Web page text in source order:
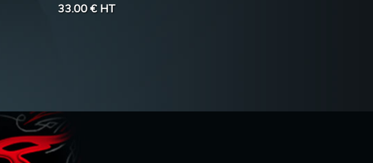
33.00 € HT